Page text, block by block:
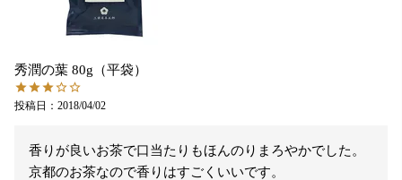
秀潤の葉 80g（平袋）
投稿日 2018/04/02
香りが良いお茶で口当たりもほんのりまろやかでした。
京都のお茶なので香りはすごくいいです。